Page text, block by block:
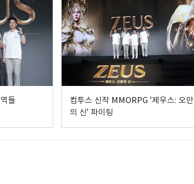
들
컴투스 신작 MMORPG '제우스: 오만
의 신' 파이팅